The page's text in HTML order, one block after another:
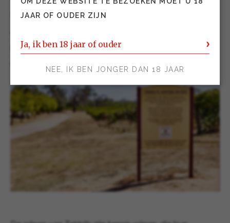
nu het oudste wijnbedrijf en wijngoed van
sinds 1925 in handen van de familie Purbrick en
wordt inmiddels door de 5e generatie geleid.
JAAR OF OUDER ZIJN
Ja, ik ben 18 jaar of ouder
NEE, IK BEN JONGER DAN 18 JAAR